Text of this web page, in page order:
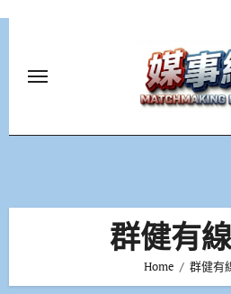
群健有
Home 群健有